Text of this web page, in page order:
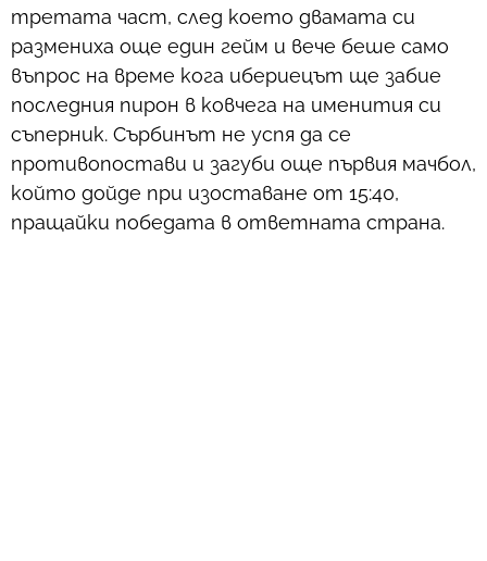
третата част, след което двамата си
размениха още един гейм и вече беше само
въпрос на време кога ибериецът ще забие
последния пирон в ковчега на именития си
съперник. Сърбинът не успя да се
противопостави и загуби още първия мачбол,
който дойде при изоставане от 15:40,
пращайки победата в ответната страна.